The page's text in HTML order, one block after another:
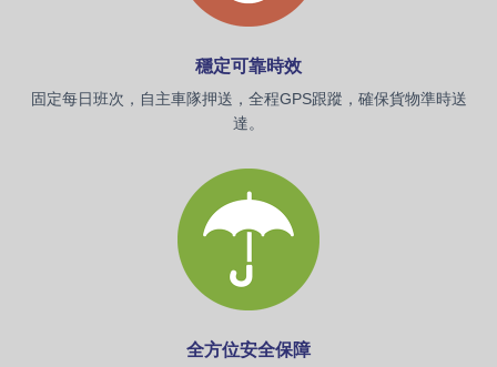
穩定可靠時效
固定每日班次，自主車隊押送，全程GPS跟蹤，確保貨物準時送
達。
全方位安全保障